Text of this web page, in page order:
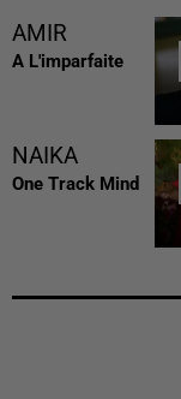
AMIR
A L'imparfaite
NAIKA
One Track Mind